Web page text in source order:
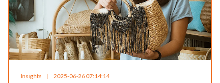
Insights | 2025-06-26 07:14:14